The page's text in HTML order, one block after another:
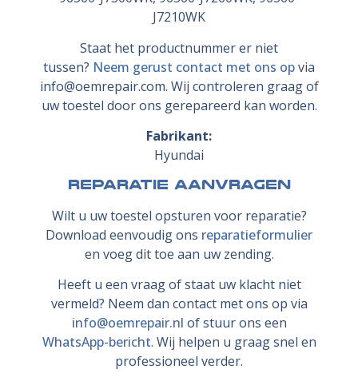
J7210WK
Staat het productnummer er niet
tussen? Neem gerust contact met ons opvia
info@oemrepair.com. Wij controleren graag of
uw toestel door ons gerepareerd kan worden.
Fabrikant:
Hyundai
Reparatie aanvragen
Wilt u uw toestel opsturen voor reparatie?
Download eenvoudig ons reparatieformulier
en voeg dit toe aan uw zending.
Heeft u een vraag of staat uw klacht niet
vermeld? Neem dan contact met ons op via
info@oemrepair.nl of stuur ons een
WhatsApp-bericht. Wij helpen u graag snel en
professioneel verder.